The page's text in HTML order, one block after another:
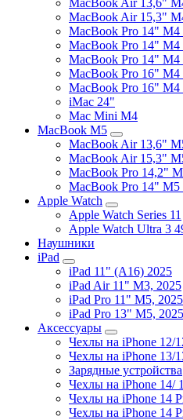
MacBook Air 13,6"
MacBook Air 15,3"
MacBook Pro 14" M4
MacBook Pro 14" M4
MacBook Pro 14" M4
MacBook Pro 16" M4
MacBook Pro 16" M4
iMac 24"
Mac Mini M4
MacBook M5
MacBook Air 13,6"
MacBook Air 15,3"
MacBook Pro 14,2"
MacBook Pro 14" M5
Apple Watch
Apple Watch Series 11
Apple Watch Ultra 3
Наушники
iPad
iPad 11" (A16) 2025
iPad Air 11" M3, 2025
iPad Pro 11" M5, 2025
iPad Pro 13" M5, 2025
Аксессуары
Чехлы на iPhone 12/
Чехлы на iPhone 13/
Зарядные устройства
Чехлы на iPhone 14/
Чехлы на iPhone 14
Чехлы на iPhone 14